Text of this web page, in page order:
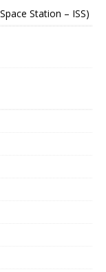
Station – ISS)